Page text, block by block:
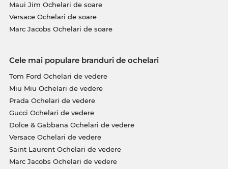
Maui Jim Ochelari de soare
Versace Ochelari de soare
Marc Jacobs Ochelari de soare
Cele mai populare branduri de ochelari
Tom Ford Ochelari de vedere
Miu Miu Ochelari de vedere
Prada Ochelari de vedere
Gucci Ochelari de vedere
Dolce & Gabbana Ochelari de vedere
Versace Ochelari de vedere
Saint Laurent Ochelari de vedere
Marc Jacobs Ochelari de vedere